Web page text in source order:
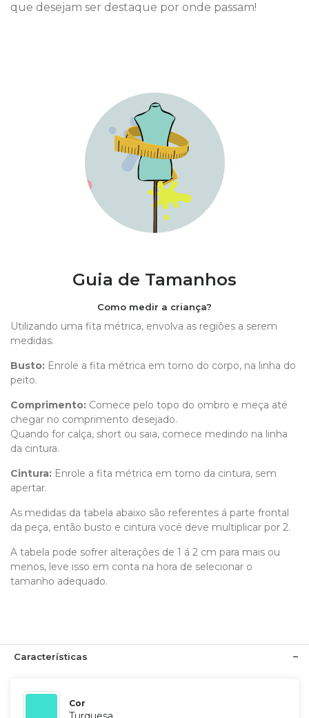
que desejam ser destaque por onde passam!
Guia de Tamanhos
Como medir a criança?
Utilizando uma fita métrica, envolva as regiões a serem
medidas.
Busto: Enrole a fita métrica em torno do corpo, na linha do
peito.
Comprimento: Comece pelo topo do ombro e meça até
chegar no comprimento desejado.
Quando for calça, short ou saia, comece medindo na linha
da cintura.
Cintura: Enrole a fita métrica em torno da cintura, sem
apertar.
As medidas da tabela abaixo são referentes á parte frontal
da peça, então busto e cintura você deve multiplicar por 2.
A tabela pode sofrer alterações de 1 á 2 cm para mais ou
menos, leve isso em conta na hora de selecionar o
tamanho adequado.
Características
Cor